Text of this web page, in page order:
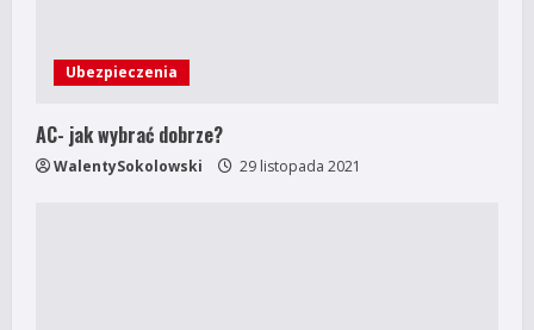
Ubezpieczenia
AC- jak wybrać dobrze?
WalentySokolowski 29 listopada 2021